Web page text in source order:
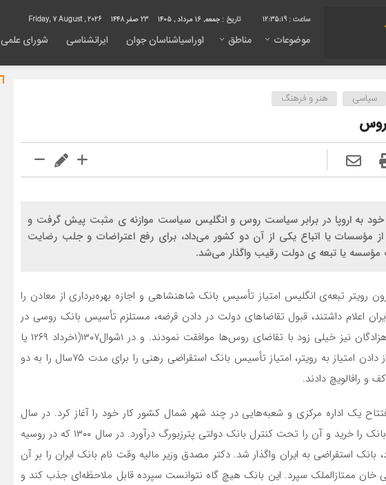
12:35:20 تاریخ : جمعه, ۱۶ مرداد , ۱۴۰۵ 23 صفر 1448
موضوعات مناطق اوراسیاشناسان جوان ایرانشناسی شورای علمی
سیاسی هنر و فرهنگ
خود به اروپا در برابر سياست روس و انگليس سياست موازنه ی مثبت پيش گرفت و
از مؤسسات يا اتباع يكي از آن دو كشور مي‌داد، براي رفع اعتراضات و جلب رضايت
يا تبعه ی دولت رقيب واگذار مي‌شد.
وقتی بارون رویتر تبعه‌ی انگلیس امتیاز تأسیس بانک شاهنشاهی و اجازه بهره‌برداری از معادن را
اعلام داشتند، قبول تقاضاهای دولت در دادن قرضه، مستلزم تأسیس بانک روسی در
ایران می‌باشد رجال مملکت و شاهزادگان نیز خیلی زود با تقاضای روس‌ها موافقت نمودند. و در ۱شوال۱۳۰۷(۱خرداد ۱۲۶۹ یا
مه۱۸۹۰) یعنی حدود دو سال بعد از دادن امتیاز به رویتر، امتیاز تأسیس بانک استقراضی رهنی را برای مدت ۷۵سال را به دو
و رافالویچ دادند.
با افتتاح یک اداره مرکزی و شعبه‌هایی در چند شهر شمال کشور کار خود را آغاز کرد. در سال
۱۲۷۷ دولت روسیه همه سهام این بانک را خرید و آن را تحت کنترل بانک دولتی پترزبورگ درآورد. در سال ۱۳۰۰ که در روسیه
استقراضی به ایران واگذار شد. دکتر مصدق وزیر مالیه وقت نام بانک ایران را بر آن
ممتازالملک سپرد. این بانک هیچ گاه نتوانست سپرده قابل ملاحظه‌ای جذب کند و